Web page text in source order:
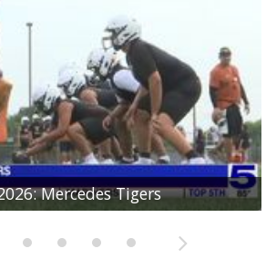
Mercedes Tigers
Progreso Red Ants
Donna Redskins
Brownsville Pace Vikings
La Joya Coyotes